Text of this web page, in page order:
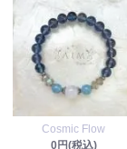
Cosmic Flow
0円(税込)